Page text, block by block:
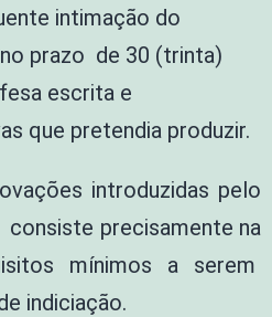
intimação do
prazo de 30 (trinta)
escrita e
que pretendia produzir.
introduzidas pelo
precisamente na
mínimos a serem
indiciação.